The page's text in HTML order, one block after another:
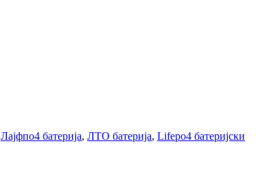
Лајфпо4 батерија, ЛТО батерија, Lifepo4 батеријски